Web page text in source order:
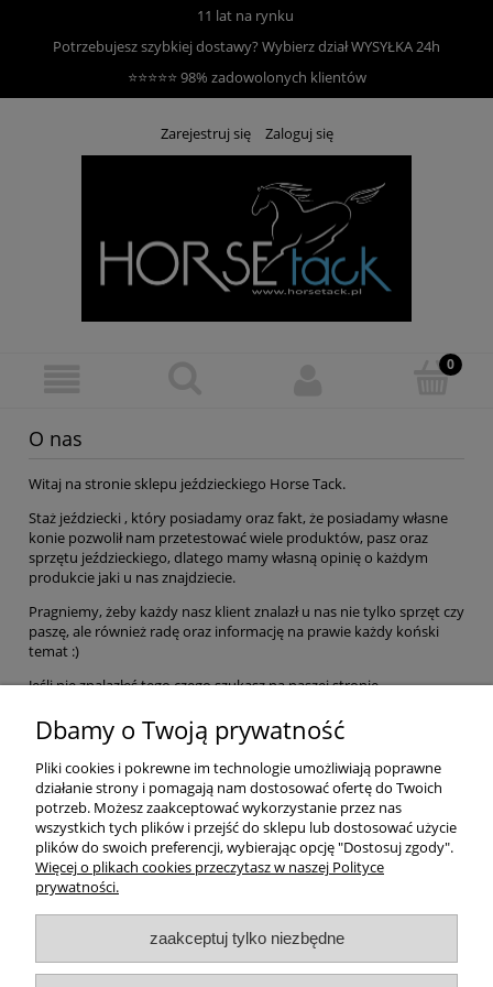
11 lat na rynku
Potrzebujesz szybkiej dostawy? Wybierz działWYSYŁKA 24h
⭐⭐⭐⭐⭐ 98% zadowolonych klientów
Zarejestruj się Zaloguj się
O nas
Witaj na stronie sklepu jeździeckiego Horse Tack.
Staż jeździecki , który posiadamy oraz fakt, że posiadamy własne
konie pozwolił nam przetestować wiele produktów, pasz oraz
sprzętu jeździeckiego, dlatego mamy własną opinię o każdym
produkcie jaki u nas znajdziecie.
Pragniemy, żeby każdy nasz klient znalazł u nas nie tylko sprzęt czy
paszę, ale również radę oraz informację na prawie każdy koński
temat :)
Jeśli nie znalazłeś tego czego szukasz na naszej stronie
KONTAKT
LOKALIZACJA
Znajdujemy się w Olsztynie przy ul. Artyleryjska 3W
Twoje konto
Dostawa
Dbamy o Twoją prywatność
Pliki cookies i pokrewne im technologie umożliwiają poprawne
działanie strony i pomagają nam dostosować ofertę do Twoich
potrzeb. Możesz zaakceptować wykorzystanie przez nas
wszystkich tych plików i przejść do sklepu lub dostosować użycie
plików do swoich preferencji, wybierając opcję "Dostosuj zgody".
Więcej o plikach cookies przeczytasz w naszej Polityce
prywatności.
zaakceptuj tylko niezbędne